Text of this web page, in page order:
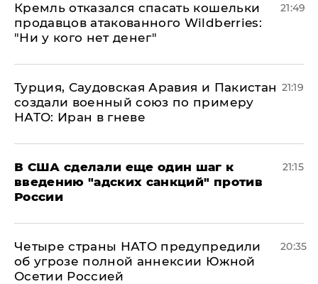
Кремль отказался спасать кошельки
продавцов атакованного Wildberries:
"Ни у кого нет денег"
21:49
Турция, Саудовская Аравия и Пакистан
создали военный союз по примеру
НАТО: Иран в гневе
21:19
В США сделали еще один шаг к
введению "адских санкций" против
России
21:15
Четыре страны НАТО предупредили
об угрозе полной аннексии Южной
Осетии Россией
20:35